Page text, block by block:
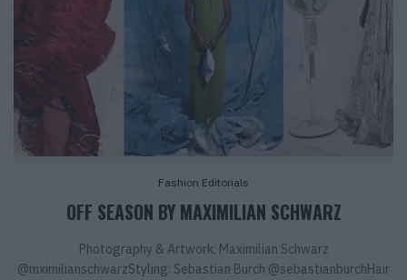
Fashion Editorials
OFF SEASON BY MAXIMILIAN SCHWARZ
Photography & Artwork: Maximilian Schwarz
@mximilianschwarzStyling: Sebastian Burch @sebastianburchHair